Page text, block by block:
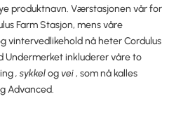
produktnavn. Værstasjonen vår for
Farm Stasjon, mens våre
vintervedlikehold nå heter Cordulus
Undermerket inkluderer våre to
, sykkelogvei, som nå kalles
Advanced.